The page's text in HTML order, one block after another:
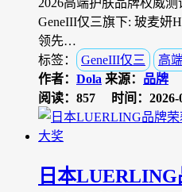
GeneIII仅三旗下: 玻麦妍
领先…
标签：
GeneIII仅三 高
作者： Dola 来源： 品牌
阅读：857
时间：
日本LUERLING